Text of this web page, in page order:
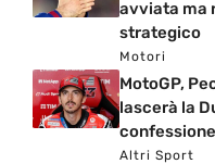
avviata ma
strategico
Motori
MotoGP,
lascerà la
confessione
Altri Sport